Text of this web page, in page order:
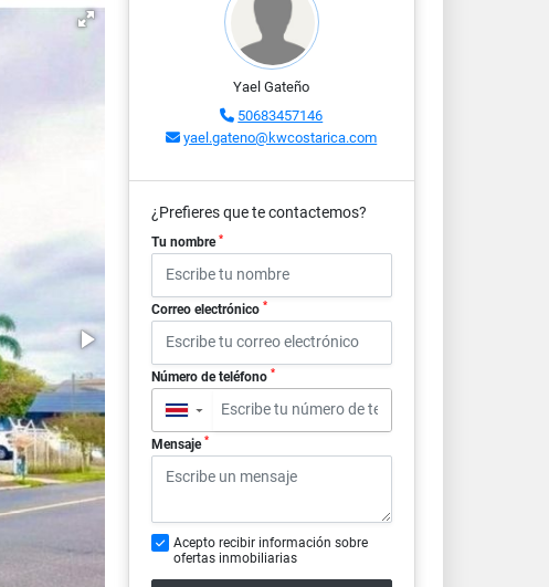
Yael Gateño
50683457146
yael.gateno@kwcostarica.com
¿Prefieres que te contactemos?
Tu nombre *
Correo electrónico *
Número de teléfono *
▼
Mensaje *
Acepto recibir información sobre
ofertas inmobiliarias